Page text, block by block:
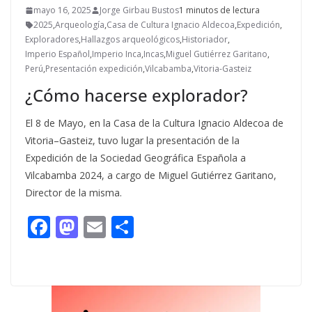
mayo 16, 2025 Jorge Girbau Bustos1 minutos de lectura
2025,Arqueología,Casa de Cultura Ignacio Aldecoa,Expedición,
Exploradores,Hallazgos arqueológicos,Historiador,
Imperio Español,Imperio Inca,Incas,Miguel Gutiérrez Garitano,
Perú,Presentación expedición,Vilcabamba,Vitoria-Gasteiz
¿Cómo hacerse explorador?
El 8 de Mayo, en la Casa de la Cultura Ignacio Aldecoa de
Vitoria–Gasteiz, tuvo lugar la presentación de la
Expedición de la Sociedad Geográfica Española a
Vilcabamba 2024, a cargo de Miguel Gutiérrez Garitano,
Director de la misma.
F
b
M
d
E
l p